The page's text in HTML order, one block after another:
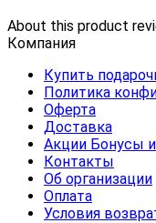
About this product
Компания
Купить
Политика
Оферта
Доставка
Акции Бонусы
Контакты
Об организации
Оплата
Условия